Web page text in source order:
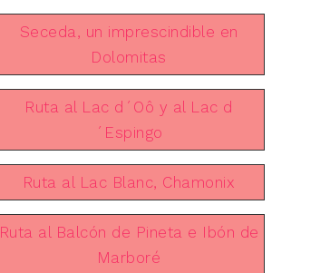
Seceda, un imprescindible en
Dolomitas
Ruta al Lac d´Oô y al Lac d
´Espingo
Ruta al Lac Blanc, Chamonix
Ruta al Balcón de Pineta e Ibón de
Marboré